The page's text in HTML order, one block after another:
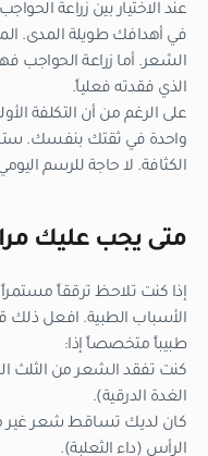
عند الاختيار بين زراعة
في أهدافك طويلة المدى.
الشعر. أما زراعة الحواجب
الذي فقدته فعلياً.
على الرغم من أن التكلفة
واحدة في ثقتك بنفسك.
الكثافة. لا حاجة للرسم
متى يجب عليك
إذا كنت تلاحظ ترققاً
الأسباب الطبية. افعل ذلك
طبيباً متخصصاً إذا:
كنت تفقد الشعر من الثلث
الغدة الدرقية).
كان لديك تساقط شعر غير
الرأس (داء الثعلبة).